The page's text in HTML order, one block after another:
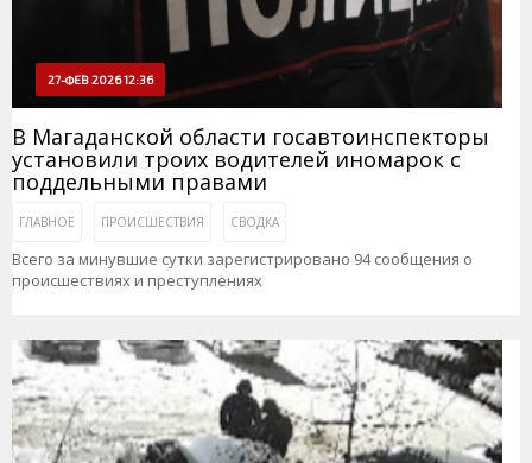
27-ФЕВ 2026 12:36
В Магаданской области госавтоинспекторы
установили троих водителей иномарок с
поддельными правами
ГЛАВНОЕ ПРОИСШЕСТВИЯ СВОДКА
Всего за минувшие сутки зарегистрировано 94 сообщения о
происшествиях и преступлениях